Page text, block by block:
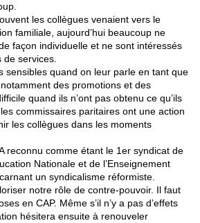
les collègues venaient vers le
familiale, aujourd’hui beaucoup ne
façon individuelle et ne sont intéressés
services.
sensibles quand on leur parle en tant que
des promotions et des
quand ils n’ont pas obtenu ce qu’ils
commissaires paritaires ont une action
les collègues dans les moments
reconnu comme étant le 1er syndicat de
Nationale et de l’Enseignement
un syndicalisme réformiste.
notre rôle de contre-pouvoir. Il faut
en CAP. Même s’il n’y a pas d’effets
hésitera ensuite à renouveler